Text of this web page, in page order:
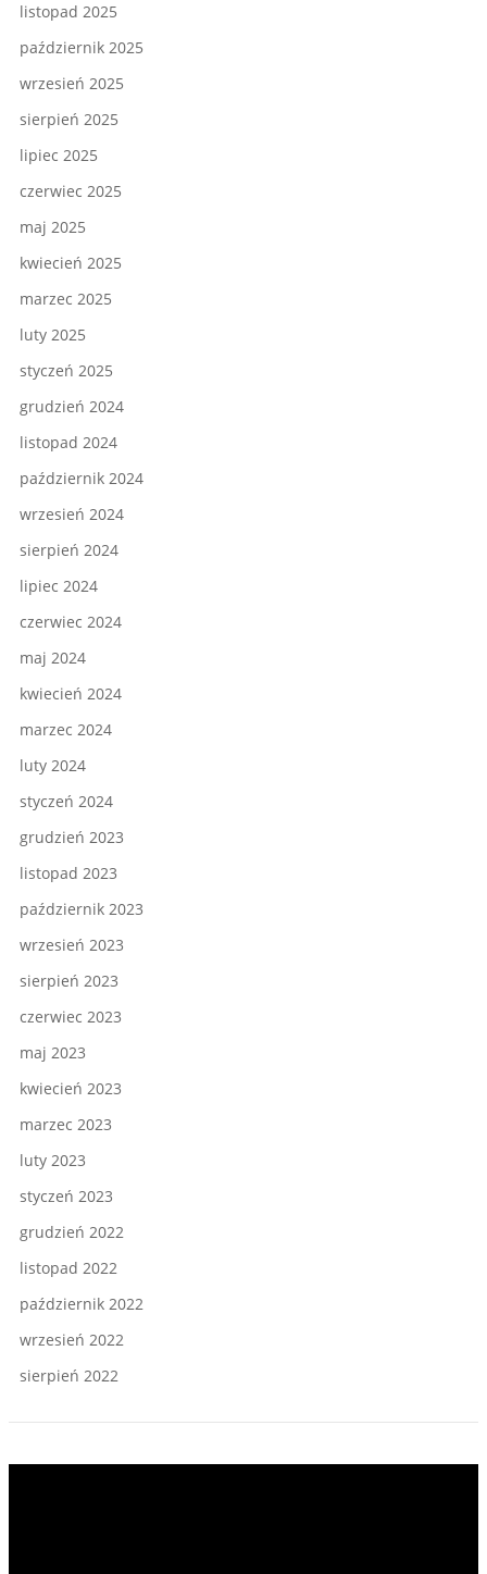
listopad 2025
październik 2025
wrzesień 2025
sierpień 2025
lipiec 2025
czerwiec 2025
maj 2025
kwiecień 2025
marzec 2025
luty 2025
styczeń 2025
grudzień 2024
listopad 2024
październik 2024
wrzesień 2024
sierpień 2024
lipiec 2024
czerwiec 2024
maj 2024
kwiecień 2024
marzec 2024
luty 2024
styczeń 2024
grudzień 2023
listopad 2023
październik 2023
wrzesień 2023
sierpień 2023
czerwiec 2023
maj 2023
kwiecień 2023
marzec 2023
luty 2023
styczeń 2023
grudzień 2022
listopad 2022
październik 2022
wrzesień 2022
sierpień 2022